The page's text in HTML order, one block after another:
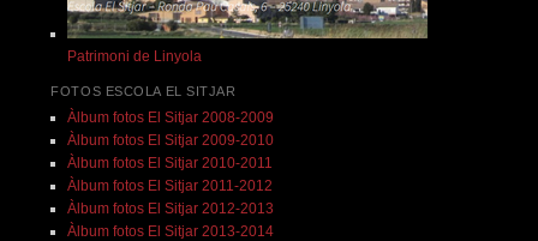
Patrimoni de Linyola
FOTOS ESCOLA EL SITJAR
Àlbum fotos El Sitjar 2008-2009
Àlbum fotos El Sitjar 2009-2010
Àlbum fotos El Sitjar 2010-2011
Àlbum fotos El Sitjar 2011-2012
Àlbum fotos El Sitjar 2012-2013
Àlbum fotos El Sitjar 2013-2014